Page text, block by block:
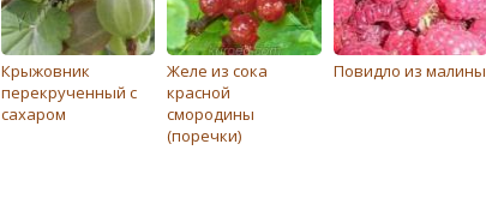
Крыжовник
перекрученный с
сахаром
Желе из сока
красной
смородины
(поречки)
Повидло из малины